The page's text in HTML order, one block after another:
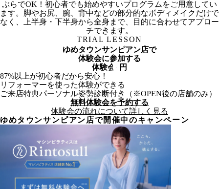
ぶらでOK！初心者でも始めやすいプログラムをご用意してい
ます。脚やお尻、腕、背中などの部分的なボディメイクだけで
なく、上半身・下半身から全身まで、目的に合わせてアプロー
チできます。
TRIAL LESSON
ゆめタウンサンピアン店で
体験会に参加する
体験会 0 円
87%以上が初心者だから安心！
リフォーマーを使った体験ができる
ご来店特典パーソナル姿勢診断付き（※OPEN後の店舗のみ）
無料体験会を予約する
体験会の流れについて詳しく見る
ゆめタウンサンピアン 店で開催中のキャンペーン